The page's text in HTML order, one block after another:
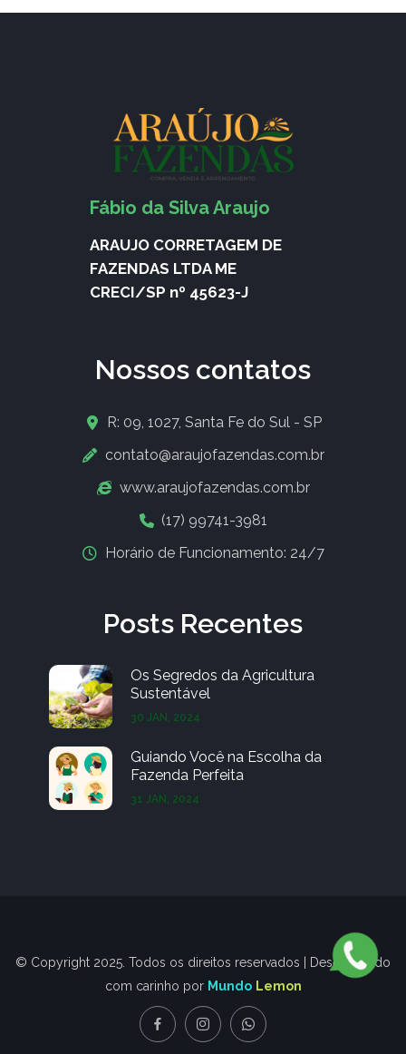
Fábio da Silva Araujo
ARAUJO CORRETAGEM DE
FAZENDAS LTDA ME
CRECI/SP nº 45623-J
Nossos contatos
R: 09, 1027, Santa Fe do Sul - SP
contato@araujofazendas.com.br
www.araujofazendas.com.br
(17) 99741-3981
Horário de Funcionamento: 24/7
Posts Recentes
Os Segredos da Agricultura
Sustentável
30 JAN, 2024
Guiando Você na Escolha da
Fazenda Perfeita
31 JAN, 2024
© Copyright 2025. Todos os direitos reservados | Desenvolvido
com carinho por Mundo Lemon